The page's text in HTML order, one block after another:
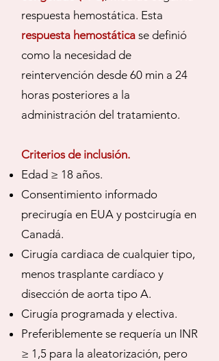
respuesta hemostática. Esta
respuesta hemostática se definió
como la necesidad de
reintervención desde 60 min a 24
horas posteriores a la
administración del tratamiento.
Criterios de inclusión.
Edad ≥ 18 años.
Consentimiento informado
precirugía en EUA y postcirugía en
Canadá.
Cirugía cardiaca de cualquier tipo,
menos trasplante cardíaco y
disección de aorta tipo A.
Cirugía programada y electiva.
Preferiblemente se requería un INR
≥ 1,5 para la aleatorización, pero